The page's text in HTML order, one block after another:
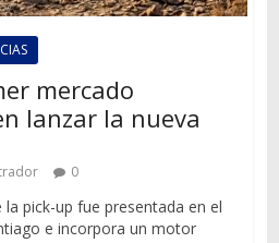
mercado
lanzar la nueva
0
pick-up fue presentada en el
e incorpora un motor